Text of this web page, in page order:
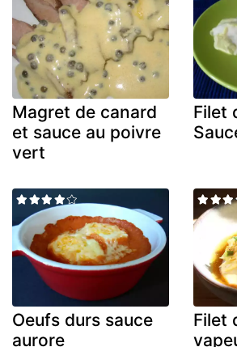
Magret de canard
et sauce au poivre
vert
Filet
Oeufs durs sauce
aurore
Filet